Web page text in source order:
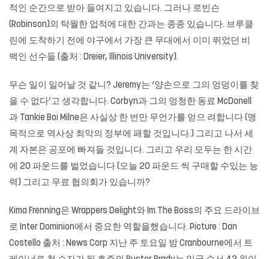
적인 순간으로 받아 들여지고 있습니다. 그러나 로빈슨
(Robinson)의 탁월한 업적에 대한 간과는 종종 있습니다. 브루클
린에 도착하기 전에 야구에서 가장 큰 무대에서 이미 뛰었던 비
백인 선수들 (출처 : Dreier, Illinois University).
무슨 일이 일어날 것 같니? Jeremy는 ‘양손으로 그의 엉덩이를 찾
을 수 없다’고 생각합니다. Corbyn과 그의 멍청한 동료 McDonell
과 Tankie Boi Milne은 사실상 한 번만 무언가를 얻으 려합니다 (맹
목적으로 역사상 최악의 정부에 패할 것입니다.) 그리고 나서 세
계 자본은 공포에 빠져들 것입니다. 그리고 우리 모두는 한 시간
에 20 파운드를 벌었습니다 (오늘 20 파운드 씩 구매할 수있는 능
력) 그리고 무료 협의회가 있습니까?
Kima Frenning은 Wrappers Delight와 Im The Boss의 주요 드라이브
로 Inter Dominion에서 중요한 역할을했습니다. Picture : Dan
Costello 출처 : News Corp 지난 주 토요일 밤 Cranbourne에서 트